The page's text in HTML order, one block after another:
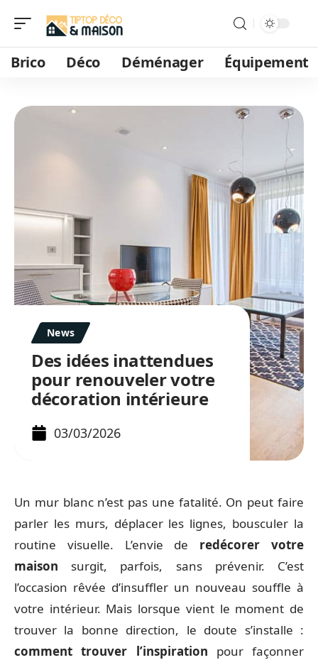
Brico Déco Déménager Équipement
News
Des idées inattendues
pour renouveler votre
décoration intérieure
03/03/2026
Un mur blanc n’est pas une fatalité. On peut faire
parler les murs, déplacer les lignes, bousculer la
routine visuelle. L’envie de redécorer votre
maison surgit, parfois, sans prévenir. C’est
l’occasion rêvée d’insuffler un nouveau souffle à
votre intérieur. Mais lorsque vient le moment de
trouver la bonne direction, le doute s’installe :
comment trouver l’inspiration pour façonner